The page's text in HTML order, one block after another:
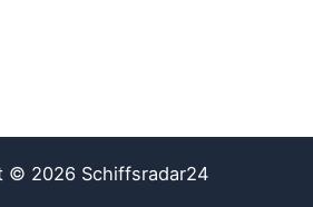
© 2026 Schiffsradar24